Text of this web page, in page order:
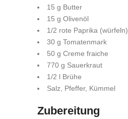
15 g Butter
15 g Olivenöl
1/2 rote Paprika (würfeln)
30 g Tomatenmark
50 g Creme fraiche
770 g Sauerkraut
1/2 l Brühe
Salz, Pfeffer, Kümmel
Zubereitung